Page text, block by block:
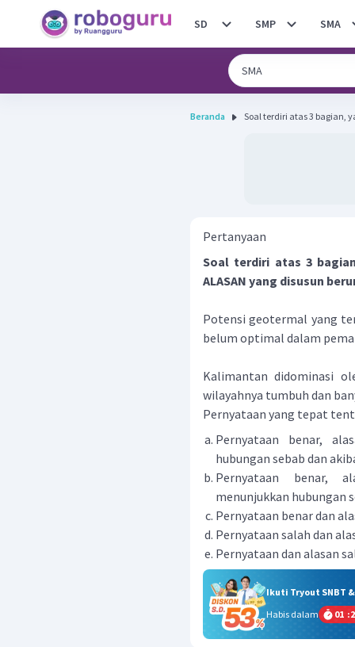
SD SMP SMA
Beranda Soal terdiri atas 3 bagian,
Pertanyaan
Soal terdiri atas 3
ALASAN yang disusun
Potensi geotermal yang
belum optimal dalam
Kalimantan didominasi
wilayahnya tumbuh dan
Pernyataan yang tepat
Pernyataan benar,
hubungan sebab dan
Pernyataan benar,
menunjukkan hubungan
Pernyataan benar dan
Pernyataan salah dan
Pernyataan dan alasan
Ikuti Tryout SNBT
Habis dalam
01 :